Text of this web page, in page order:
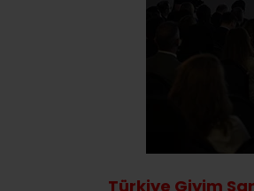
Türkiye Giyim